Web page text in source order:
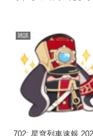
雑談
702: 星穹列車速報